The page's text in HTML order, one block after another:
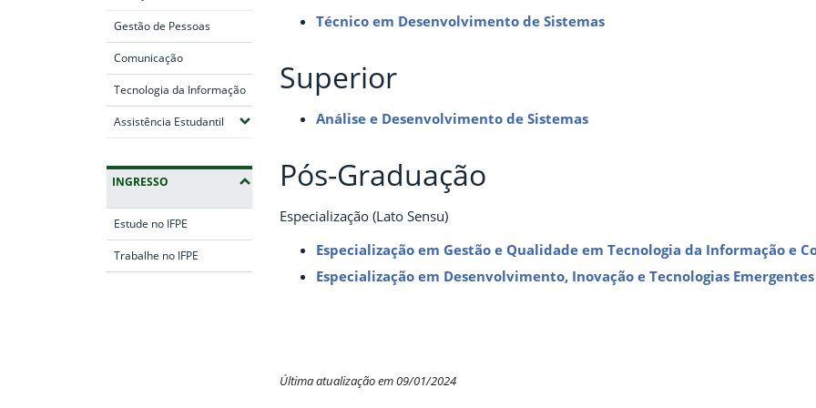
Gestão de Pessoas
Comunicação
Tecnologia da Informação
Assistência Estudantil (Expandir submenus)
INGRESSO
Estude no IFPE
Trabalhe no IFPE
Técnico em Desenvolvimento de Sistemas
Superior
Análise e Desenvolvimento de Sistemas
Pós-Graduação
Especialização (Lato Sensu)
Especialização em Gestão e Qualidade em Tecnologia da Informação e
Especialização em Desenvolvimento, Inovação e Tecnologias Emergentes
Última atualização em 09/01/2024